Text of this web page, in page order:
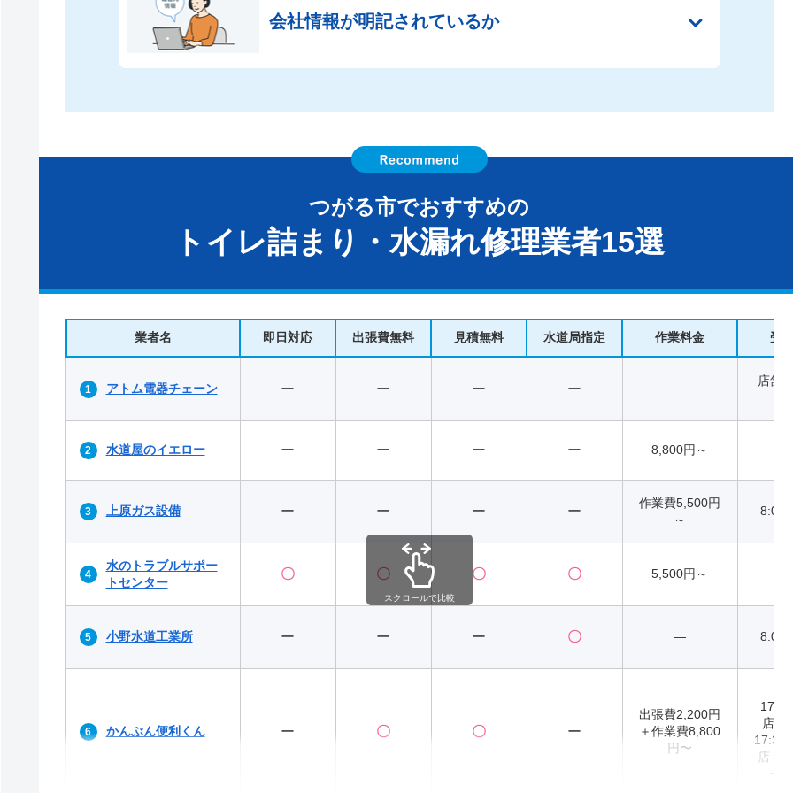
会社情報が明記されているか
つがる市でおすすめの
トイレ詰まり・水漏れ修理業者15選
業者名 即日対応 出張費無料 見積無料 水道局指定 作業料金 受
アトム電器チェーン ー ー ー ー
店舗
水道屋のイエロー ー ー ー ー 8,800円～
上原ガス設備 ー ー ー ー
作業費5,500円
～
8:00
水のトラブルサポー
トセンター
〇 〇 〇 〇 5,500円～
小野水道工業所 ー ー ー 〇 ― 8:00
かんぶん便利くん ー 〇 〇 ー
出張費2,200円
＋作業費8,800
円〜
17:00
店）
17:30
店・
スクロールで比較